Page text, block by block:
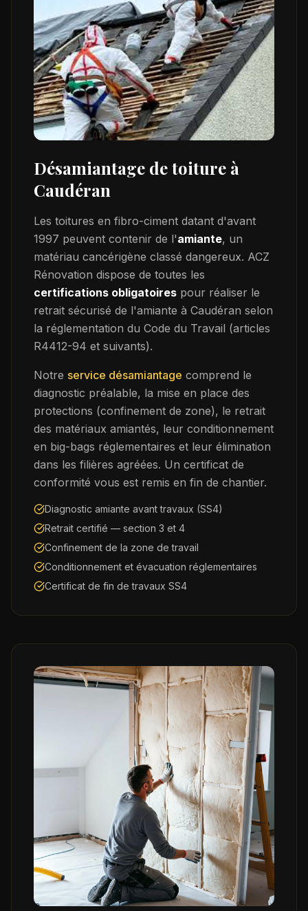
Désamiantage de toiture à
Caudéran
Les toitures en fibro-ciment datant d'avant
1997 peuvent contenir de l'amiante, un
matériau cancérigène classé dangereux. ACZ
Rénovation dispose de toutes les
certifications obligatoires pour réaliser le
retrait sécurisé de l'amiante à Caudéran selon
la réglementation du Code du Travail (articles
R4412-94 et suivants).
Notre service désamiantage comprend le
diagnostic préalable, la mise en place des
protections (confinement de zone), le retrait
des matériaux amiantés, leur conditionnement
en big-bags réglementaires et leur élimination
dans les filières agréées. Un certificat de
conformité vous est remis en fin de chantier.
Diagnostic amiante avant travaux (SS4)
Retrait certifié — section 3 et 4
Confinement de la zone de travail
Conditionnement et évacuation réglementaires
Certificat de fin de travaux SS4